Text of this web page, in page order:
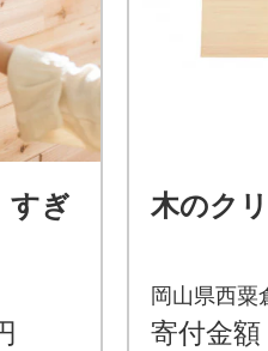
すぎ 木のク
岡山県西粟
寄付金額